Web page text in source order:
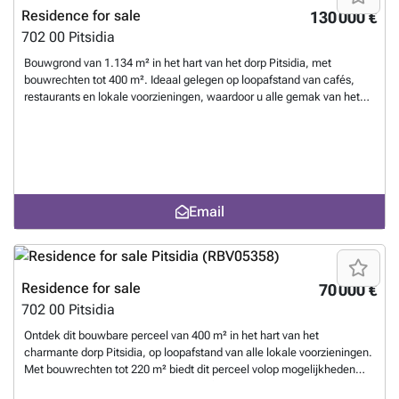
perfecte plek om uw droomhuis te bouwen en te genieten van alles
wat het eiland te bieden heeft. Maak van dit unieke stuk land uw
eigen toevluchtsoord in Kreta!
130 000 €
Residence for sale
702 00 Pitsidia
Bouwgrond van 1.134 m² in het hart van het dorp Pitsidia, met
bouwrechten tot 400 m². Ideaal gelegen op loopafstand van cafés,
restaurants en lokale voorzieningen, waardoor u alle gemak van het
Email
70 000 €
Residence for sale
702 00 Pitsidia
Ontdek dit bouwbare perceel van 400 m² in het hart van het
charmante dorp Pitsidia, op loopafstand van alle lokale voorzieningen.
Met bouwrechten tot 220 m² biedt dit perceel volop mogelijkheden